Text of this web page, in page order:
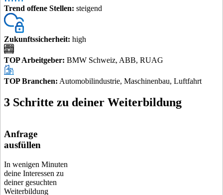
Trend offene Stellen: steigend
Zukunftssicherheit: high
TOP Arbeitgeber: BMW Schweiz, ABB, RUAG
TOP Branchen: Automobilindustrie, Maschinenbau, Luftfahrt
3 Schritte zu deiner Weiterbildung
Anfrage
ausfüllen
In wenigen Minuten
deine Interessen zu
deiner gesuchten
Weiterbildung